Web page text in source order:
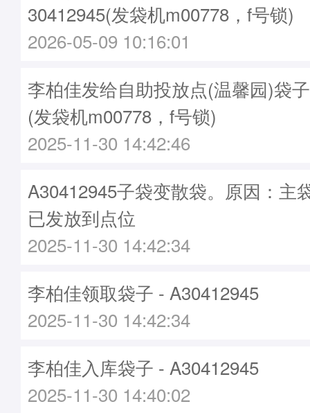
30412945(发袋机m00778，f号锁)
2026-05-09 10:16:01
李柏佳发给自助投放点(温馨园)袋
(发袋机m00778，f号锁)
2025-11-30 14:42:46
A30412945子袋变散袋。原因：主
已发放到点位
2025-11-30 14:42:34
李柏佳领取袋子 - A30412945
2025-11-30 14:42:34
李柏佳入库袋子 - A30412945
2025-11-30 14:40:02